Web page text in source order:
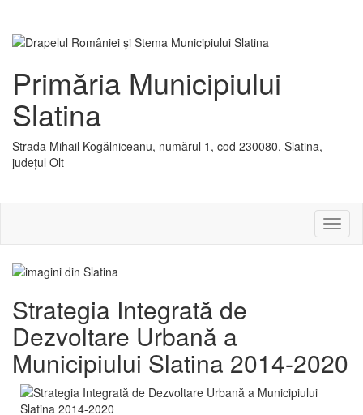
Primăria Municipiului
Slatina
Strada Mihail Kogălniceanu, numărul 1, cod 230080, Slatina,
județul Olt
sau
Strategia Integrată de
Dezvoltare Urbană a
Municipiului Slatina 2014-2020